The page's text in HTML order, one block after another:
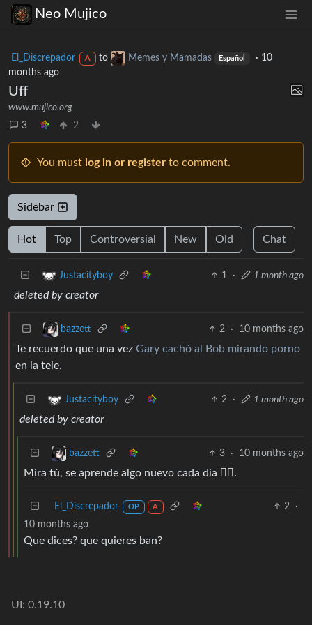
Neo Mujico
El_Discrepador A to Memes y Mamadas Español · 10
months ago
Uff
www.mujico.org
3
2
You must log in or register to comment.
Sidebar
Hot Top Controversial New Old Chat
Justacityboy 1 · 1 month ago
deleted by creator
bazzett 2 · 10 months ago
Te recuerdo que una vez Gary cachó al Bob mirando porno
en la tele.
Justacityboy 2 · 1 month ago
deleted by creator
bazzett 3 · 10 months ago
Mira tú, se aprende algo nuevo cada día 👍🏼.
El_Discrepador OP A 2
·
10 months ago
Que dices? que quieres ban?
UI: 0.19.10